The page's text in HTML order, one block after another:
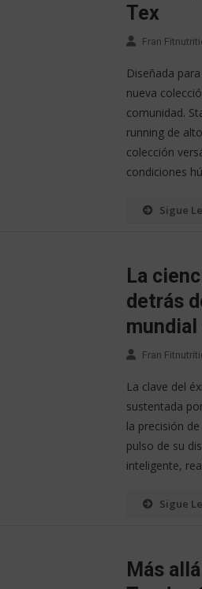
Tex
Fran
Diseñada
nueva
comunidad.
running de
colección
condiciones
Sigue
La
detrás
mundial
Fran
La clave del
sustentada
la precisión
pulso de su
inteligente,
Sigue
Más